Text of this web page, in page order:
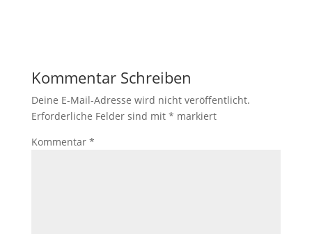
Kommentar Schreiben
Deine E-Mail-Adresse wird nicht veröffentlicht.
Erforderliche Felder sind mit * markiert
Kommentar *